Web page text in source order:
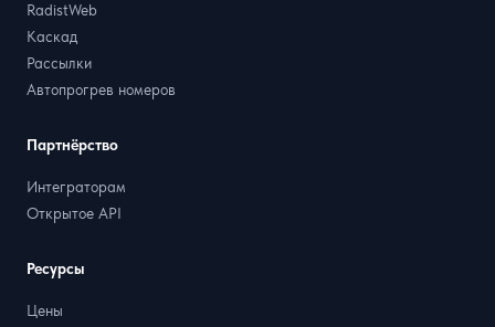
RadistWeb
Каскад
Рассылки
Автопрогрев номеров
Партнёрство
Интеграторам
Открытое API
Ресурсы
Цены